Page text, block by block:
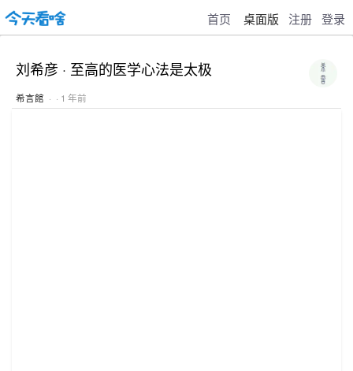
首页 桌面版 注册 登录
刘希彦 · 至高的医学心法是太极
希言館 · · 1 年前